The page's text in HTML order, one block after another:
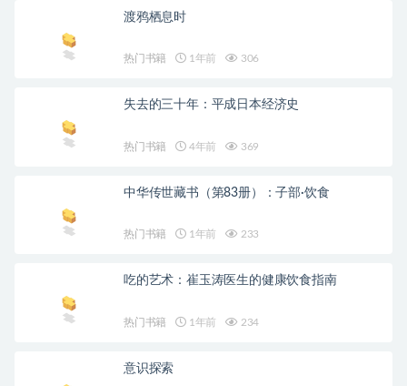
渡鸦栖息时
热门书籍 1年前 306
失去的三十年：平成日本经济史
热门书籍 4年前 369
中华传世藏书（第83册）：子部·饮食
热门书籍 1年前 233
吃的艺术：崔玉涛医生的健康饮食指南
热门书籍 1年前 234
意识探索